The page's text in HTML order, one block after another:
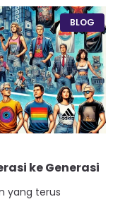
membahas lebih […]
BLOG
ke Generasi
yang terus